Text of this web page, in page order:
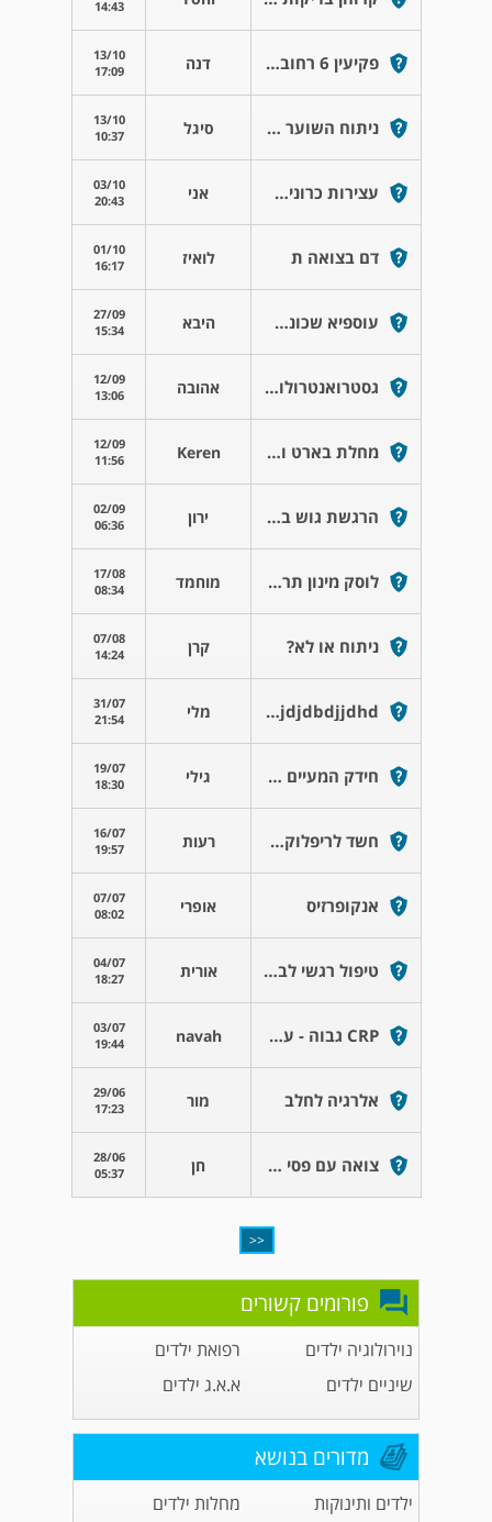
14:43
פקיעין 6 רחובות דנה
13/10
17:09
ניתוח השוער ביילוד בן 3 שבועות סיגל
13/10
10:37
עצירות כרונית אצל פג אני
03/10
20:43
דם בצואה ת לואיז
01/10
16:17
עוספיא שכונת זוחלוק היבא
27/09
15:34
גסטרואנטרולוגיה חוות דעת משפטית מבוגרים אהובה
12/09
13:06
מחלת בארט וושט Keren
12/09
11:56
הרגשת גוש ב גרון והקאות ירון
02/09
06:36
לוסק מינון תרופתי מוחמד
17/08
08:34
ניתוח או לא? קרן
07/08
14:24
Ndjdjdbdjjdhd מלי
31/07
21:54
חידק המעיים מצריך אנטיביוטיקה? גילי
19/07
18:30
חשד לריפלוקס סמוי רעות
16/07
19:57
אנקופרזיס אופרי
07/07
08:02
טיפול רגשי לבעיית אנקרופרזיס אורית
04/07
18:27
CRP גבוה - על מה יכול להצביע? מודאגת מאד navah
03/07
19:44
אלרגיה לחלב מור
29/06
17:23
צואה עם פסי דם חן
28/06
05:37
<<
פורומים קשורים
נוירולוגיה ילדים
רפואת ילדים
שיניים ילדים
א.א.ג ילדים
מדורים בנושא
ילדים ותינוקות
מחלות ילדים